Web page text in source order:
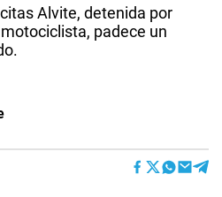
Alvite, detenida por
padece un